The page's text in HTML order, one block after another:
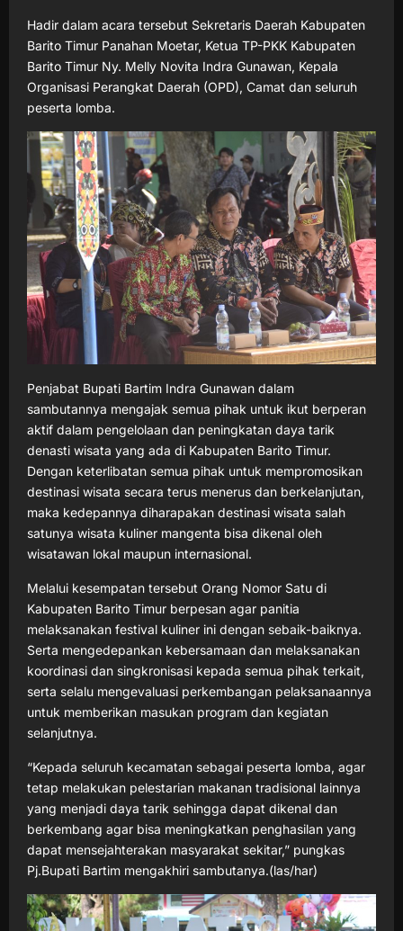
Hadir dalam acara tersebut Sekretaris Daerah Kabupaten
Barito Timur Panahan Moetar, Ketua TP-PKK Kabupaten
Barito Timur Ny. Melly Novita Indra Gunawan, Kepala
Organisasi Perangkat Daerah (OPD), Camat dan seluruh
peserta lomba.
Penjabat Bupati Bartim Indra Gunawan dalam
sambutannya mengajak semua pihak untuk ikut berperan
aktif dalam pengelolaan dan peningkatan daya tarik
denasti wisata yang ada di Kabupaten Barito Timur.
Dengan keterlibatan semua pihak untuk mempromosikan
destinasi wisata secara terus menerus dan berkelanjutan,
maka kedepannya diharapakan destinasi wisata salah
satunya wisata kuliner mangenta bisa dikenal oleh
wisatawan lokal maupun internasional.
Melalui kesempatan tersebut Orang Nomor Satu di
Kabupaten Barito Timur berpesan agar panitia
melaksanakan festival kuliner ini dengan sebaik-baiknya.
Serta mengedepankan kebersamaan dan melaksanakan
koordinasi dan singkronisasi kepada semua pihak terkait,
serta selalu mengevaluasi perkembangan pelaksanaannya
untuk memberikan masukan program dan kegiatan
selanjutnya.
“Kepada seluruh kecamatan sebagai peserta lomba, agar
tetap melakukan pelestarian makanan tradisional lainnya
yang menjadi daya tarik sehingga dapat dikenal dan
berkembang agar bisa meningkatkan penghasilan yang
dapat mensejahterakan masyarakat sekitar,” pungkas
Pj.Bupati Bartim mengakhiri sambutanya.(las/har)